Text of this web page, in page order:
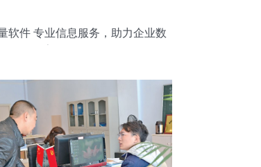
软件 专业信息服务，助力企业数